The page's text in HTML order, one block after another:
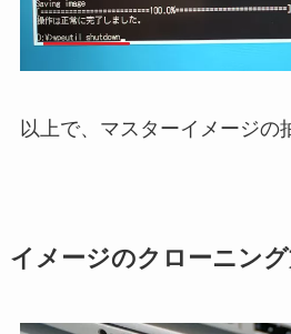
以上で、マスターイメージの
イメージのクローニン